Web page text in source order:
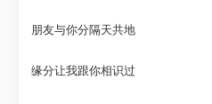
朋友与你分隔天共地
缘分让我跟你相识过